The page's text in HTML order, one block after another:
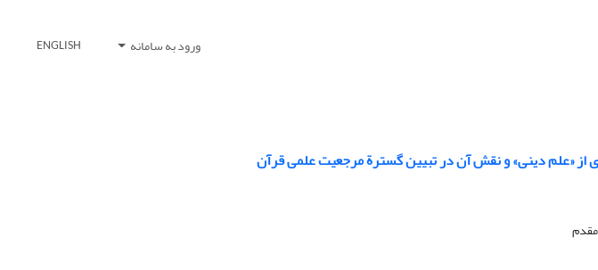
ورود به سامانه ENGLISH
از «علم دینی» و نقش آن در تبیین گسترة مرجعیت علمی قرآن